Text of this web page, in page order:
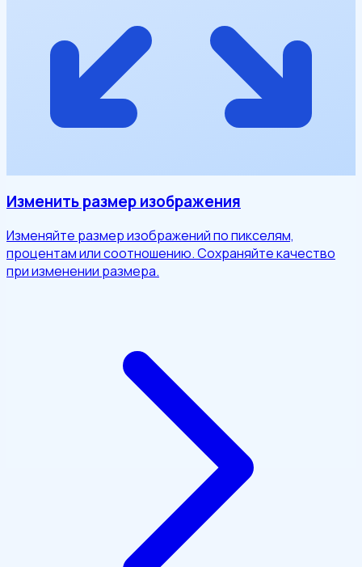
Изменить размер изображения
Изменяйте размер изображений по пикселям,
процентам или соотношению. Сохраняйте качество
при изменении размера.